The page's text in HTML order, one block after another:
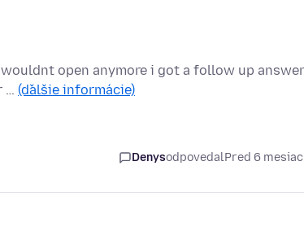
open anymore i got a follow up answer
… (ďalšie informácie)
DenysodpovedalPred 6